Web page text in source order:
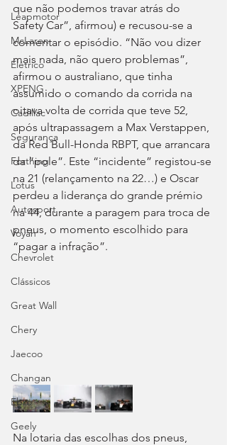
Leapmotor
McLaren
Elétrico
XPENG
Cadillac
Segurança
Forthing
Lotus
Autosport
Voyah
Chevrolet
Clássicos
Great Wall
Chery
Jaecoo
Changan
Ebro
Geely
que não podemos travar atrás do
Safety Car”, afirmou) e recusou-se a
comentar o episódio. “Não vou dizer
mais nada, não quero problemas”,
afirmou o australiano, que tinha
assumido o comando da corrida na
oitava volta de corrida que teve 52,
após ultrapassagem a Max Verstappen,
da Red Bull-Honda RBPT, que arrancara
da “pole”. Este “incidente” registou-se
na 21 (relançamento na 22…) e Oscar
perdeu a liderança do grande prémio
na 44, durante a paragem para troca de
pneus, o momento escolhido para
“pagar a infração”.
Na lotaria das escolhas dos pneus,